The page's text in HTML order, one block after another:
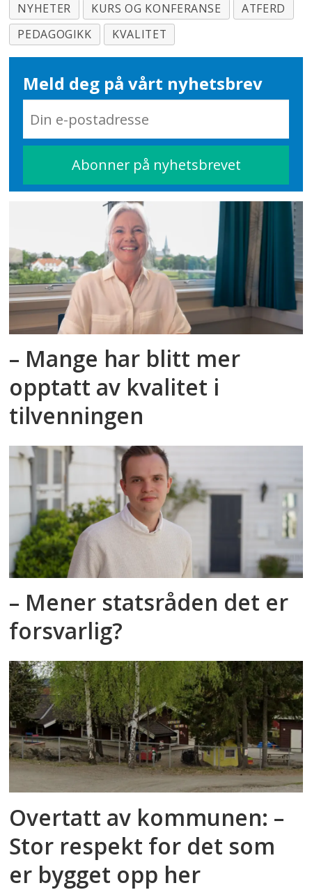
NYHETER KURS OG KONFERANSE
ATFERD
PEDAGOGIKK
KVALITET
Meld deg på vårt nyhetsbrev
– Mange har blitt mer
opptatt av kvalitet i
tilvenningen
– Mener statsråden det er
forsvarlig?
Overtatt av kommunen: –
Stor respekt for det som
er bygget opp her